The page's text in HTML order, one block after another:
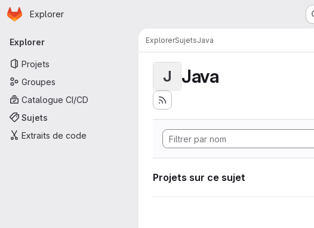
Passer au contenu principal
Page d'accueil
Explorer
Navigation principale
Explorer
Projets
Groupes
Catalogue CI/CD
Sujets
Extraits de code
ExplorerSujetsJava
J Java
Projets sur ce sujet